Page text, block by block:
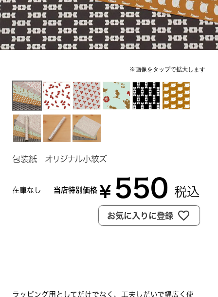
包装紙 オリジナル小紋ズ
在庫なし 当店特別価格 ¥ 550 税込
お気に入りに登録
ラッピング用としてだけでなく、工夫しだいで幅広く使